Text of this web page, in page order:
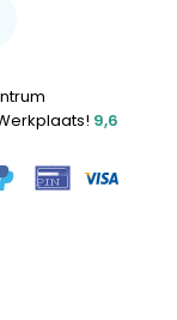
9,6